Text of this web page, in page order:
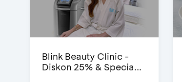
Blink Beauty Clinic -
Diskon 25% & Specia...